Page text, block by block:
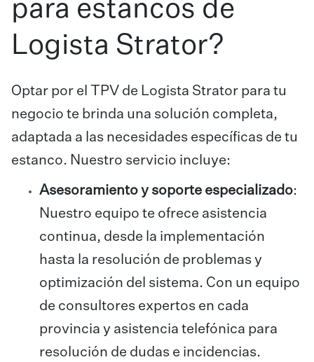
para estancos de
Logista Strator?
Optar por el TPV de Logista Strator para tu
negocio te brinda una solución completa,
adaptada a las necesidades específicas de tu
estanco. Nuestro servicio incluye:
Asesoramiento y soporte especializado:
Nuestro equipo te ofrece asistencia
continua, desde la implementación
hasta la resolución de problemas y
optimización del sistema. Con un equipo
de consultores expertos en cada
provincia y asistencia telefónica para
resolución de dudas e incidencias.